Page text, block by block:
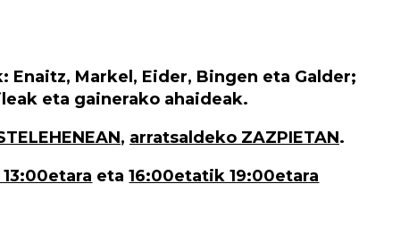
Enaitz, Markel, Eider, Bingen eta Galder;
eta gainerako ahaideak.
, arratsaldeko ZAZPIETAN.
eta16:00etatik 19:00etara